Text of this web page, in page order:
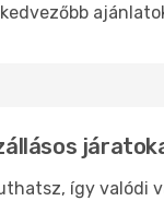
így valódi